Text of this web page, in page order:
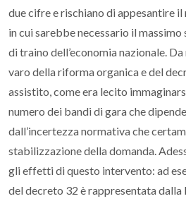
due cifre e rischiano di appesantire
in cui sarebbe necessario il massimo
di traino dell’economia nazionale. Da
varo della riforma organica e del
assistito, come era lecito
numero dei bandi di gara che
dall’incertezza normativa che
stabilizzazione della domanda.
gli effetti di questo intervento: ad
del decreto 32 è rappresentata